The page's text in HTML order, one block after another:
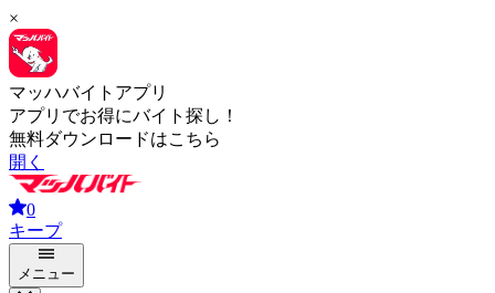
×
マッハバイトアプリ
アプリでお得にバイト探し！
無料ダウンロードはこちら
開く
0
キープ
メニュー